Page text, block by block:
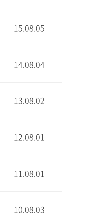
15.08.05
14.08.04
13.08.02
12.08.01
11.08.01
10.08.03